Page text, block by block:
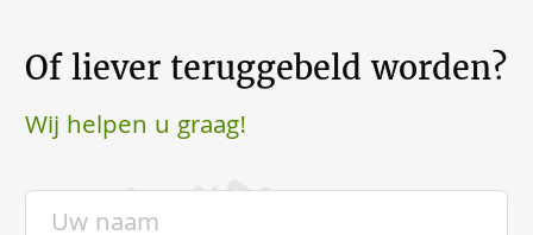
Of liever teruggebeld worden?
Wij helpen u graag!